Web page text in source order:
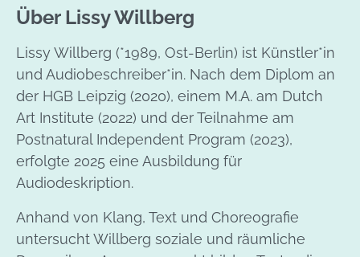
Über Lissy Willberg
Lissy Willberg (*1989, Ost-Berlin) ist Künstler*in
und Audiobeschreiber*in. Nach dem Diplom an
der HGB Leipzig (2020), einem M.A. am Dutch
Art Institute (2022) und der Teilnahme am
Postnatural Independent Program (2023),
erfolgte 2025 eine Ausbildung für
Audiodeskription.
Anhand von Klang, Text und Choreografie
untersucht Willberg soziale und räumliche